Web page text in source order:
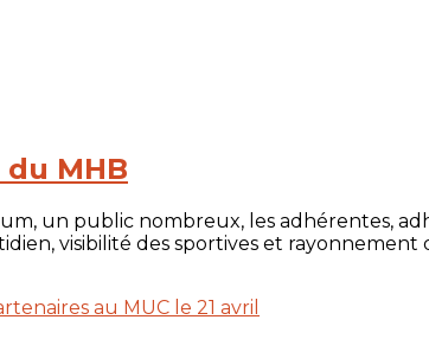
MHB
un public nombreux, les adhérentes,
visibilité des sportives et